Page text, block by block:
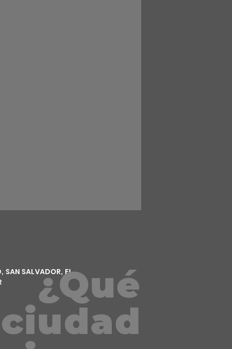
SAN SALVADOR, EL¿Qué
ciudad